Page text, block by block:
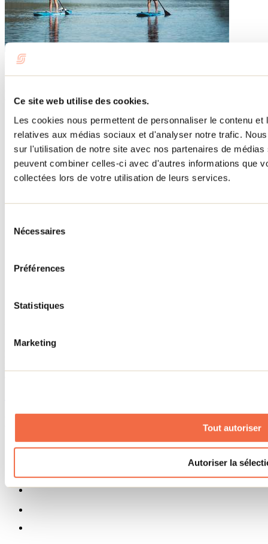
Ce site web utilise des cookies.
Les cookies nous permettent de personnaliser le contenu
relatives aux médias sociaux et d'analyser notre trafic.
sur l'utilisation de notre site avec nos partenaires de
peuvent combiner celles-ci avec d'autres informations que
collectées lors de votre utilisation de leurs services.
Nécessaires
Préférences
Statistiques
Marketing
Tout autoriser
Autoriser la
Besoin d'information?
Menu pied de page
Accueil de groupe
Séjour d'affaires
Offre aux voyageurs étrangers
À propos
Partenaires
Renseignements utiles
Cartes et brochures
Banque de figurants
Programme ambassadeur